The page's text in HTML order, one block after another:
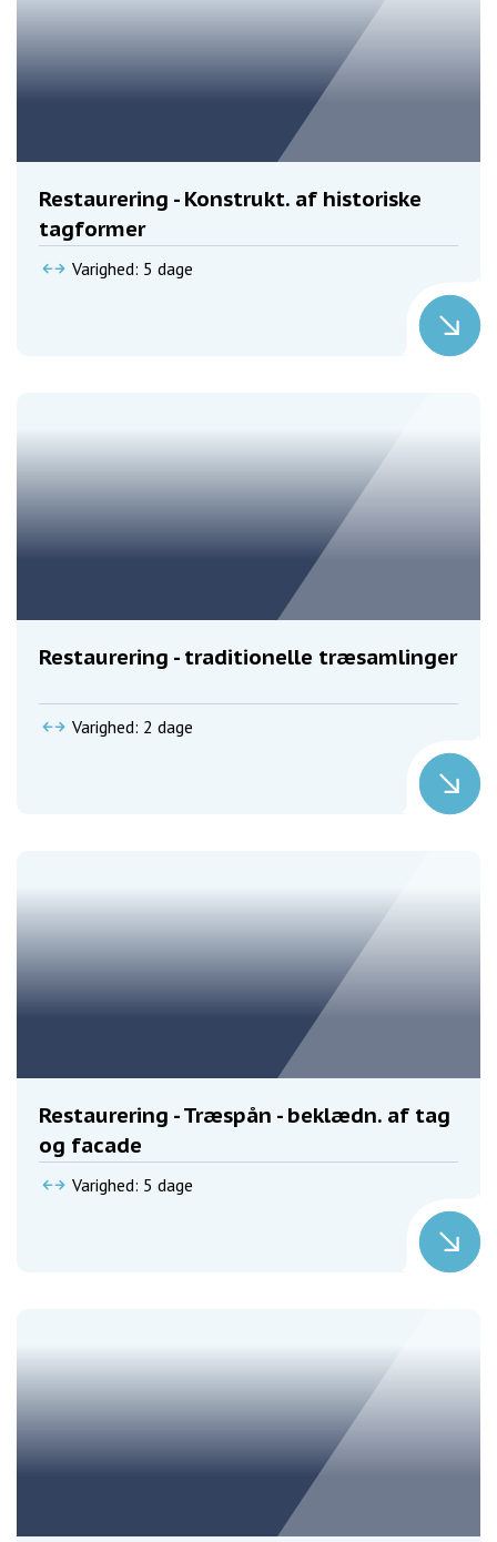
Restaurering - Konstrukt. af historiske
tagformer
Varighed: 5 dage
Restaurering - traditionelle træsamlinger
Varighed: 2 dage
Restaurering - Træspån - beklædn. af tag
og facade
Varighed: 5 dage